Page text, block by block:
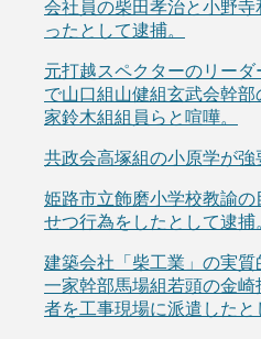
会社員の柴田孝治と小野
ったとして逮捕。
元打越スペクターのリー
で山口組山健組玄武会幹
家鈴木組組員らと喧嘩。
共政会高塚組の小原学が
姫路市立飾磨小学校教諭
せつ行為をしたとして逮捕
建築会社「柴工業」の実
一家幹部馬場組若頭の金
者を工事現場に派遣したと